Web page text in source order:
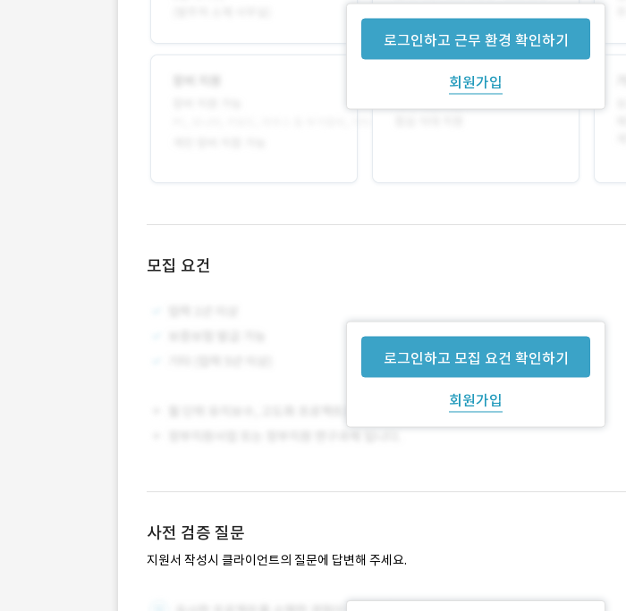
로그인하고 근무 환경 확인하기
회원가입
모집 요건
로그인하고 모집 요건 확인하기
회원가입
사전 검증 질문
지원서 작성시 클라이언트의 질문에 답변해 주세요.